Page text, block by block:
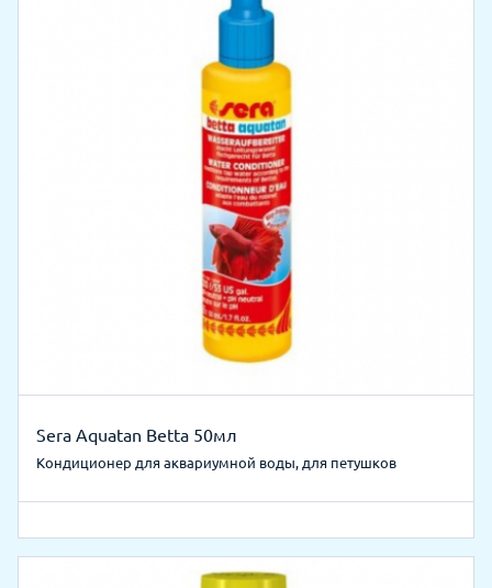
Sera Aquatan Betta 50мл
Кондиционер для аквариумной воды, для петушков